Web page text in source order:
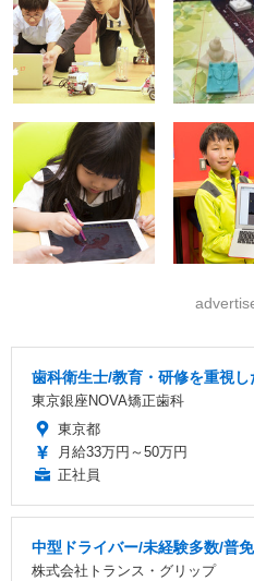
歯科衛生士/教育・研修を重視
東京銀座NOVA矯正歯科
東京都
月給33万円～50万円
正社員
中型ドライバー/未経験多数/普
株式会社トランス・グリップ